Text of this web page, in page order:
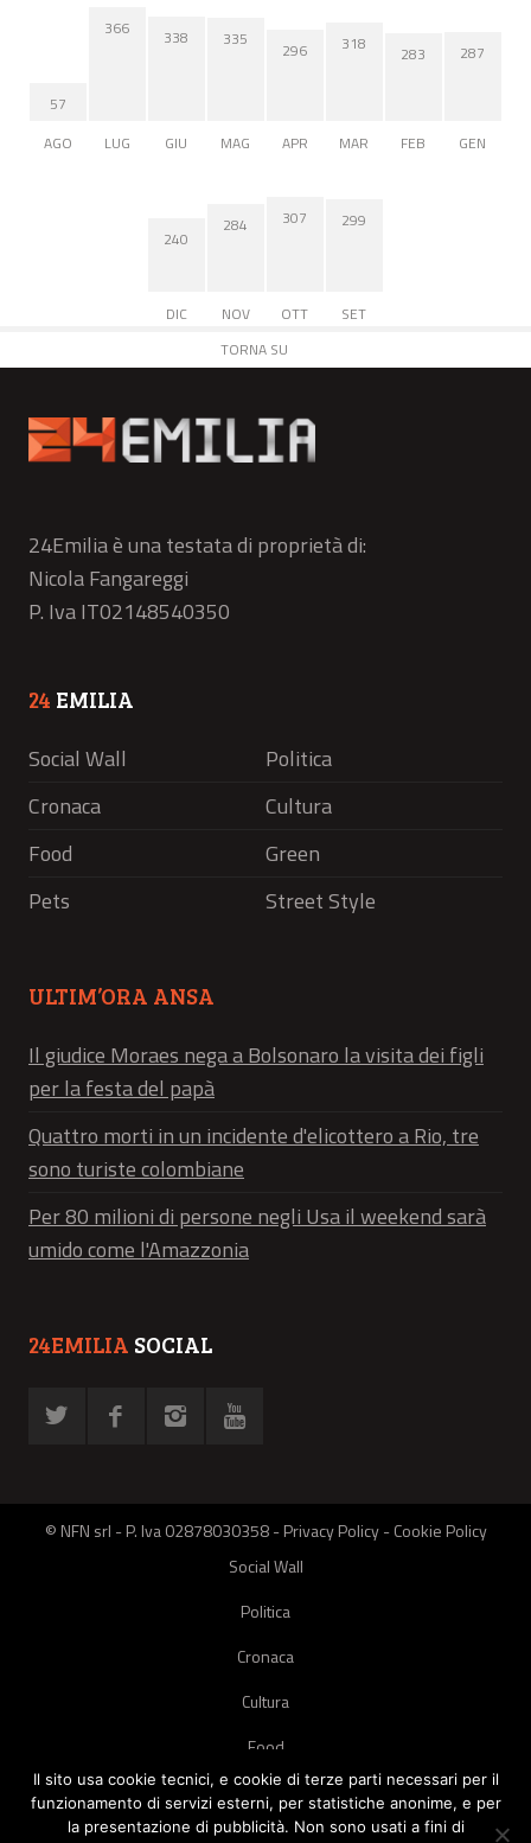
57
AGO
366
LUG
338
GIU
335
MAG
296
APR
318
MAR
283
FEB
287
GEN
240
DIC
284
NOV
307
OTT
299
SET
TORNA SU
24Emilia è una testata di proprietà di:
Nicola Fangareggi
P. Iva IT02148540350
24 EMILIA
Social Wall
Politica
Cronaca
Cultura
Food
Green
Pets
Street Style
ULTIM’ORA ANSA
Il giudice Moraes nega a Bolsonaro la visita dei figli
per la festa del papà
Quattro morti in un incidente d'elicottero a Rio, tre
sono turiste colombiane
Per 80 milioni di persone negli Usa il weekend sarà
umido come l'Amazzonia
24EMILIA SOCIAL
© NFN srl - P. Iva 02878030358 -Privacy Policy-Cookie Policy
Social Wall
Politica
Cronaca
Cultura
Food
Green
Pets
Il sito usa cookie tecnici, e cookie di terze parti necessari per il
funzionamento di servizi esterni, per statistiche anonime, e per
la presentazione di pubblicità. Non sono usati a fini di